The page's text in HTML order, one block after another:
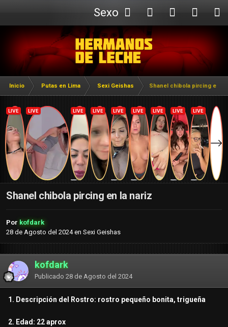
Sexo
Webcam
Inicio Putas en Lima Sexi Geishas Shanel chibola pircing en la
Shanel chibola pircing en la nariz
Por kofdark
28 de Agosto del 2024en Sexi Geishas
kofdark
Publicado 28 de Agosto del 2024
1. Descripción del Rostro: rostro pequeño bonita, trigueña
2. Edad: 22 aprox